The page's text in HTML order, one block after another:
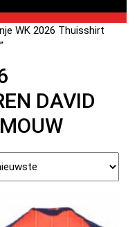
WK 2026 Thuisshirt
DAVID